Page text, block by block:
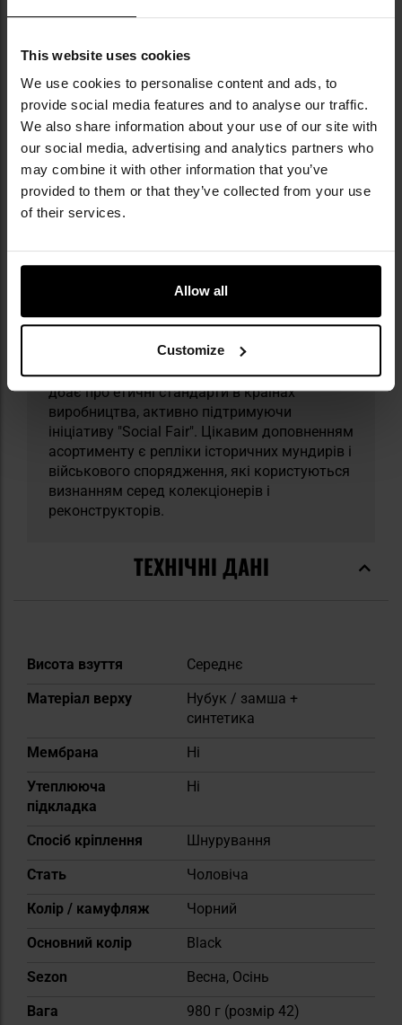
This website uses cookies
We use cookies to personalise content and ads, to
provide social media features and to analyse our traffic.
We also share information about your use of our site with
our social media, advertising and analytics partners who
may combine it with other information that you’ve
provided to them or that they’ve collected from your use
of their services.
Allow all
Customize
Militaria.pl є офіційним дистриб’ютором
бренду Mil-Tec.
Mil-Tec — це бренд, створений компанією
Sturm Handels GmbH, яка з 1971 року
спеціалізується на виробництві й
спорядження. Використовуючи досвід
водночас розвиваючи власні сучасні
рішення — як-от лінійку цивільних
здобула репутацію виробника якісного
спорядження за привабливою ціною. Бренд
дбає про етичні стандарти в країнах
виробництва, активно підтримуючи
ініціативу "Social Fair". Цікавим доповненням
асортименту є репліки історичних мундирів і
військового спорядження, які користуються
визнанням серед колекціонерів і
реконструкторів.
ТЕХНІЧНІ ДАНІ
Докладніше
Висота взуття
Середнє
Матеріал верху
Нубук / замша +
синтетика
Мембрана
Ні
Утеплююча
підкладка
Ні
Спосіб кріплення
Шнурування
Cтать
Чоловіча
Колір / камуфляж
Чорний
Основний колір
Black
Sezon
Весна, Осінь
Вага
980 г (розмір 42)